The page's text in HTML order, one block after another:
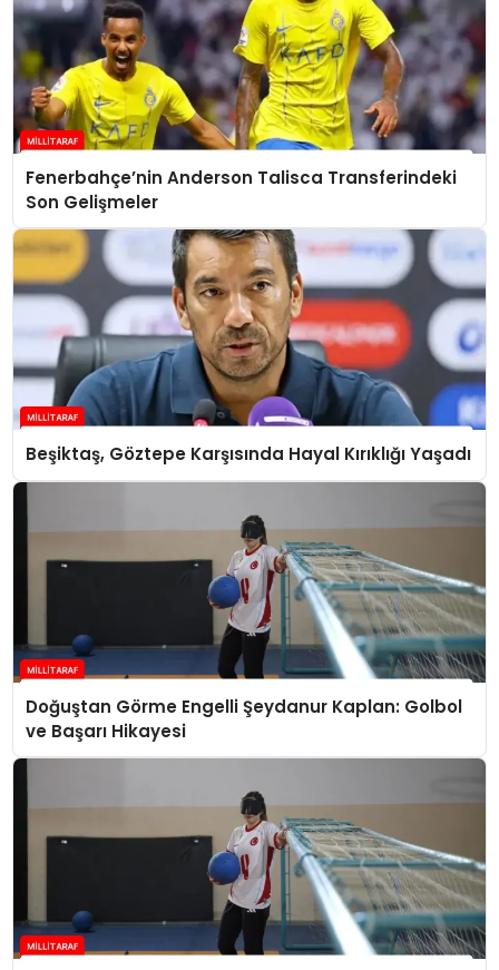
Fenerbahçe’nin Anderson Talisca Transferindeki
Son Gelişmeler
Beşiktaş, Göztepe Karşısında Hayal Kırıklığı Yaşadı
Doğuştan Görme Engelli Şeydanur Kaplan: Golbol
ve Başarı Hikayesi